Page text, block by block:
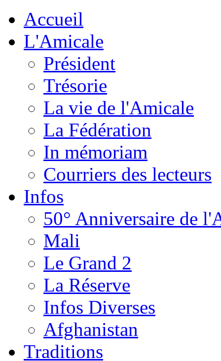
Accueil
L'Amicale
Président
Trésorie
La vie de l'Amicale
La Fédération
In mémoriam
Courriers des lecteurs
Infos
50° Anniversaire de
Mali
Le Grand 2
La Réserve
Infos Diverses
Afghanistan
Traditions